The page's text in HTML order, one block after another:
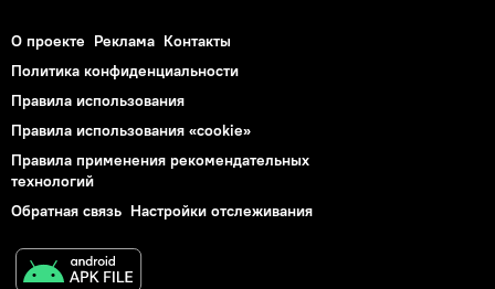
О проекте Реклама Контакты
Политика конфиденциальности
Правила использования
Правила использования «cookie»
Правила применения рекомендательных
технологий
Обратная связь Настройки отслеживания